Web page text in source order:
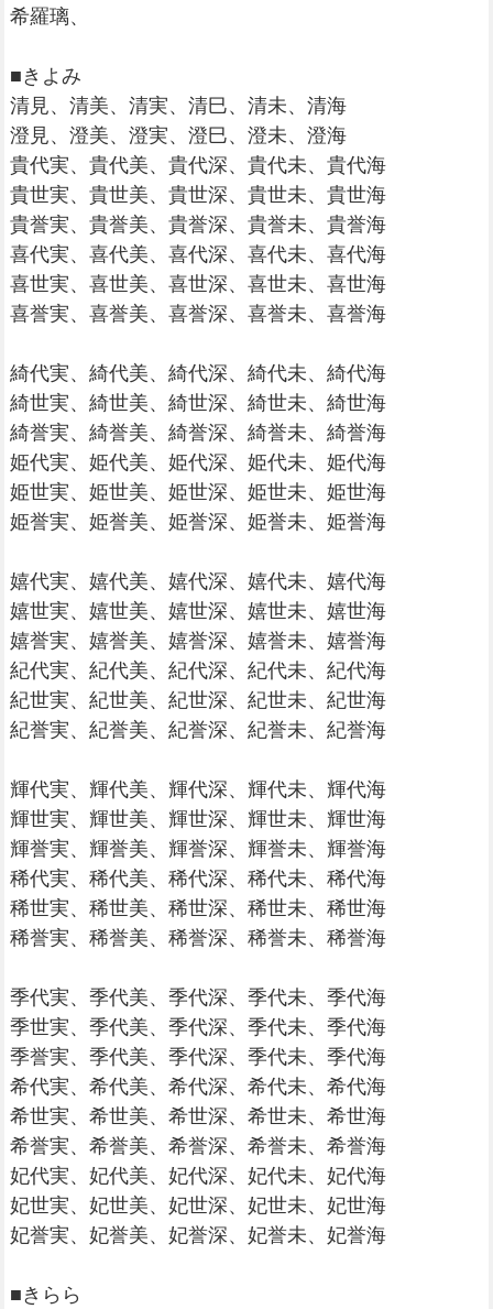
希羅璃、
■きよみ
清見、清美、清実、清巳、清未、清海
澄見、澄美、澄実、澄巳、澄未、澄海
貴代実、貴代美、貴代深、貴代未、貴代海
貴世実、貴世美、貴世深、貴世未、貴世海
貴誉実、貴誉美、貴誉深、貴誉未、貴誉海
喜代実、喜代美、喜代深、喜代未、喜代海
喜世実、喜世美、喜世深、喜世未、喜世海
喜誉実、喜誉美、喜誉深、喜誉未、喜誉海
綺代実、綺代美、綺代深、綺代未、綺代海
綺世実、綺世美、綺世深、綺世未、綺世海
綺誉実、綺誉美、綺誉深、綺誉未、綺誉海
姫代実、姫代美、姫代深、姫代未、姫代海
姫世実、姫世美、姫世深、姫世未、姫世海
姫誉実、姫誉美、姫誉深、姫誉未、姫誉海
嬉代実、嬉代美、嬉代深、嬉代未、嬉代海
嬉世実、嬉世美、嬉世深、嬉世未、嬉世海
嬉誉実、嬉誉美、嬉誉深、嬉誉未、嬉誉海
紀代実、紀代美、紀代深、紀代未、紀代海
紀世実、紀世美、紀世深、紀世未、紀世海
紀誉実、紀誉美、紀誉深、紀誉未、紀誉海
輝代実、輝代美、輝代深、輝代未、輝代海
輝世実、輝世美、輝世深、輝世未、輝世海
輝誉実、輝誉美、輝誉深、輝誉未、輝誉海
稀代実、稀代美、稀代深、稀代未、稀代海
稀世実、稀世美、稀世深、稀世未、稀世海
稀誉実、稀誉美、稀誉深、稀誉未、稀誉海
季代実、季代美、季代深、季代未、季代海
季世実、季代美、季代深、季代未、季代海
季誉実、季代美、季代深、季代未、季代海
希代実、希代美、希代深、希代未、希代海
希世実、希世美、希世深、希世未、希世海
希誉実、希誉美、希誉深、希誉未、希誉海
妃代実、妃代美、妃代深、妃代未、妃代海
妃世実、妃世美、妃世深、妃世未、妃世海
妃誉実、妃誉美、妃誉深、妃誉未、妃誉海
■きらら